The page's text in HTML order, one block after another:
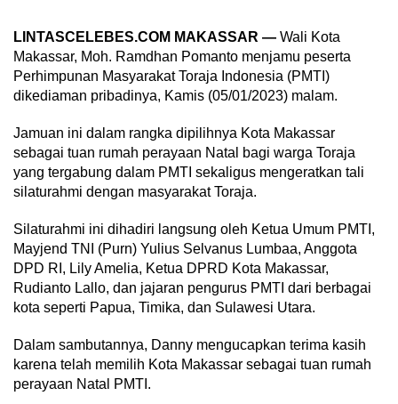
LINTASCELEBES.COM MAKASSAR — Wali Kota
Makassar, Moh. Ramdhan Pomanto menjamu peserta
Perhimpunan Masyarakat Toraja Indonesia (PMTI)
dikediaman pribadinya, Kamis (05/01/2023) malam.
Jamuan ini dalam rangka dipilihnya Kota Makassar
sebagai tuan rumah perayaan Natal bagi warga Toraja
yang tergabung dalam PMTI sekaligus mengeratkan tali
silaturahmi dengan masyarakat Toraja.
Silaturahmi ini dihadiri langsung oleh Ketua Umum PMTI,
Mayjend TNI (Purn) Yulius Selvanus Lumbaa, Anggota
DPD RI, Lily Amelia, Ketua DPRD Kota Makassar,
Rudianto Lallo, dan jajaran pengurus PMTI dari berbagai
kota seperti Papua, Timika, dan Sulawesi Utara.
Dalam sambutannya, Danny mengucapkan terima kasih
karena telah memilih Kota Makassar sebagai tuan rumah
perayaan Natal PMTI.